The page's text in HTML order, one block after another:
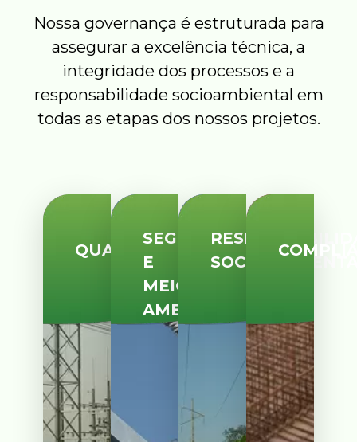
Nossa governança é estruturada para
assegurar a excelência técnica, a
integridade dos processos e a
responsabilidade socioambiental em
todas as etapas dos nossos projetos.
QUALIDADE
SEGURANÇA
E
MEIO
AMBIENTE